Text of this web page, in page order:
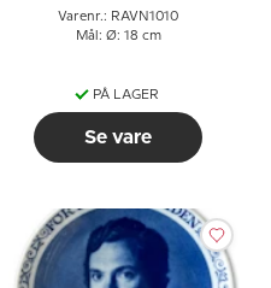
Varenr.: RAVN1010
Mål: Ø: 18 cm
PÅ LAGER
Se vare